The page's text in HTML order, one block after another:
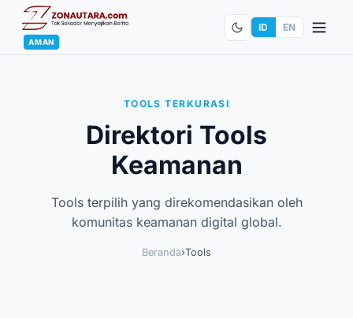
AMAN
ID EN
TOOLS TERKURASI
Direktori Tools
Keamanan
Tools terpilih yang direkomendasikan oleh
komunitas keamanan digital global.
Beranda›Tools